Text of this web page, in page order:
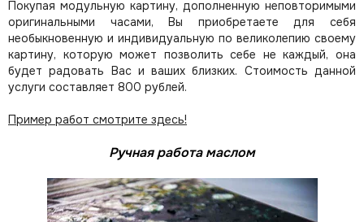
Покупая модульную картину, дополненную неповторимыми
оригинальными часами, Вы приобретаете для себя
необыкновенную и индивидуальную по великолепию своему
картину, которую может позволить себе не каждый, она
будет радовать Вас и ваших близких. Стоимость данной
услуги составляет 800 рублей.
Пример работ смотрите здесь!
Ручная работа маслом